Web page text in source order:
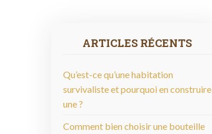
ARTICLES RÉCENTS
Qu’est-ce qu’une habitation
survivaliste et pourquoi en construire
une ?
Comment bien choisir une bouteille